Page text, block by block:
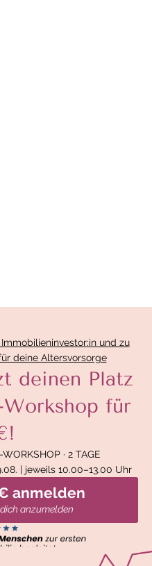
und zu
deine Altersvorsorge
deinen Platz
für
· 2 TAGE
| jeweils 10.00–13.00 Uhr
anmelden
anzumelden